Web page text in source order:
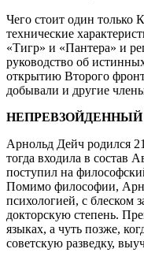
Чего стоит один
технические
«Тигр» и «Пантера» и
руководство об
открытию Второго
добывали и другие
Арнольд Дейч родился
тогда входила в состав
поступил на
Помимо философии,
психологией, с блеском
докторскую степень.
языках, а чуть позже,
советскую разведку,